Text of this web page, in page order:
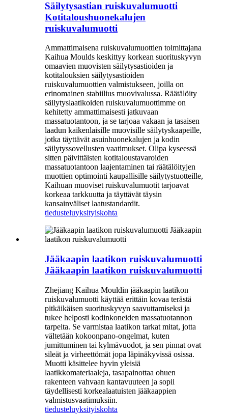
Säilytysastian ruiskuvalumuotti
Kotitaloushuonekalujen
ruiskuvalumuotti
Ammattimaisena ruiskuvalumuottien toimittajana
Kaihua Moulds keskittyy korkean suorituskyvyn
omaavien muovisten säilytysastioiden ja
kotitalouksien säilytysastioiden
ruiskuvalumuottien valmistukseen, joilla on
erinomainen stabiilius muovivalussa. Räätälöity
säilytyslaatikoiden ruiskuvalumuottimme on
kehitetty ammattimaisesti jatkuvaan
massatuotantoon, ja se tarjoaa vakaan ja tasaisen
laadun kaikenlaisille muovisille säilytyskaapeille,
jotka täyttävät asuinhuonekalujen ja kodin
säilytyssovellusten vaatimukset. Olipa kyseessä
sitten päivittäisten kotitaloustavaroiden
massatuotantoon laajentaminen tai räätälöityjen
muottien optimointi kaupallisille säilytystuotteille,
Kaihuan muoviset ruiskuvalumuotit tarjoavat
korkeaa tarkkuutta ja täyttävät täysin
kansainväliset laatustandardit.
tiedusteluyksityiskohta
Jääkaapin laatikon ruiskuvalumuotti
Jääkaapin laatikon ruiskuvalumuotti
Zhejiang Kaihua Mouldin jääkaapin laatikon
ruiskuvalumuotti käyttää erittäin kovaa terästä
pitkäikäisen suorituskyvyn saavuttamiseksi ja
tukee helposti kodinkoneiden massatuotannon
tarpeita. Se varmistaa laatikon tarkat mitat, jotta
vältetään kokoonpano-ongelmat, kuten
jumittuminen tai kylmävuodot, ja sen pinnat ovat
sileät ja virheettömät jopa läpinäkyvissä osissa.
Muotti käsittelee hyvin yleisiä
laatikkomateriaaleja, tasapainottaa ohuen
rakenteen vahvaan kantavuuteen ja sopii
täydellisesti korkealaatuisten jääkaappien
valmistusvaatimuksiin.
tiedusteluyksityiskohta